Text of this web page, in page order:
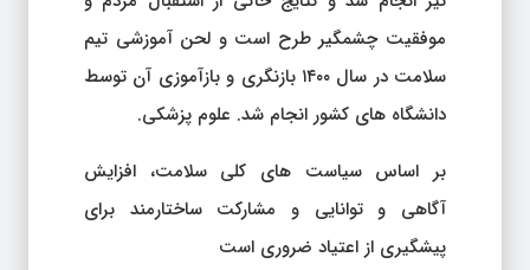
موفقیت چشمگیر طرح است و لحن آموزشی تیم
سلامت در سال ۱۴۰۰ بازنگری و بازآموزی آن توسط
دانشگاه های کشور انجام شد. علوم پزشکی.
بر اساس سیاست های کلی سلامت، افزایش
آگاهی و توانایی و مشارکت ساختارمند برای
پیشگیری از اعتیاد ضروری است